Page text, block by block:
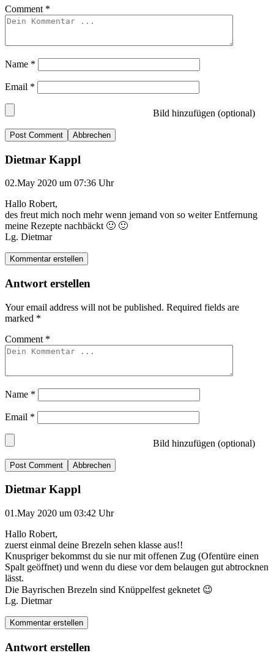
Comment *
Name *
Email *
Bild hinzufügen (optional)
Abbrechen
Dietmar Kappl
02.May 2020 um 07:36 Uhr
Hallo Robert,
des freut mich noch mehr wenn jemand von so weiter Entfernung
meine Rezepte nachbäckt 🙂 🙂
Lg. Dietmar
Kommentar erstellen
Antwort erstellen
Your email address will not be published. Required fields are
marked *
Comment *
Name *
Email *
Bild hinzufügen (optional)
Abbrechen
Dietmar Kappl
01.May 2020 um 03:42 Uhr
Hallo Robert,
zuerst einmal deine Brezeln sehen klasse aus!!
Knuspriger bekommst du sie nur mit offenen Zug (Ofentüre einen
Spalt geöffnet) und wenn du diese vor dem belaugen gut abtrocknen
lässt.
Die Bayrischen Brezeln sind Knüppelfest geknetet 😉
Lg. Dietmar
Kommentar erstellen
Antwort erstellen